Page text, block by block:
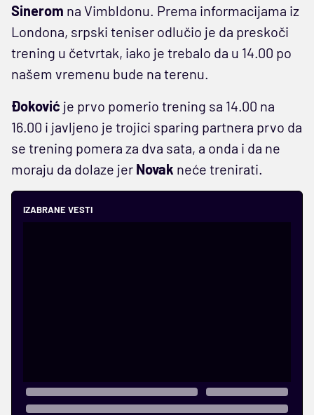
Sinerom na Vimbldonu. Prema informacijama iz
Londona, srpski teniser odlučio je da preskoči
trening u četvrtak, iako je trebalo da u 14.00 po
našem vremenu bude na terenu.
Đoković je prvo pomerio trening sa 14.00 na
16.00 i javljeno je trojici sparing partnera prvo da
se trening pomera za dva sata, a onda i da ne
moraju da dolaze jer Novak neće trenirati.
IZABRANE VESTI